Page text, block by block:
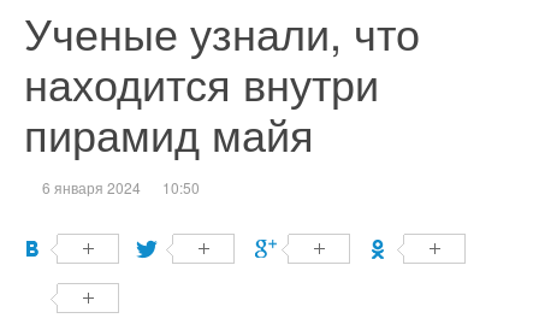
Ученые узнали, что
находится внутри
пирамид майя
6 января 2024 10:50